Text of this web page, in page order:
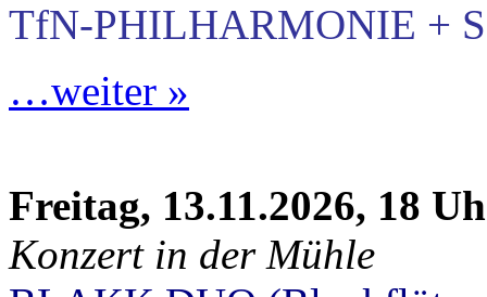
TfN-PHILHARMONIE +
…weiter »
Freitag, 13.11.2026, 18
Konzert in der Mühle